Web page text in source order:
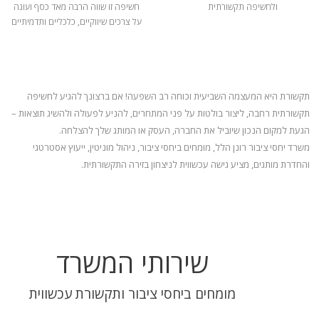
ולחשיפה תקשורתית
חשיפה זו שווה הרבה מאד כסף ועונה
על צרכים שיווקיים, כלכליים ותדמיתיים
תקשורת היא המעצמה השביעית וכוחה רב השפעה! אם ברצונך להגיע לחשיפה
תקשורתית רחבה, ליצור בולטות על פני המתחרים, להניעלפעולה ולהשיג תוצאות –
הגעת למקום הנכון שיוביל את החברה, העסק או המותג שלך להצלחה.
משרד יחסי ציבור רונן הלל, מומחים ביחסי ציבור, ניהול מוניטין, ייעוץ אסטרטגי
והחדרת מותגים, מציע גישה עכשווית לניצחון בזירה התקשורתית.
שירותי המשרד
מומחים ביחסי ציבור ותקשורת עכשווית